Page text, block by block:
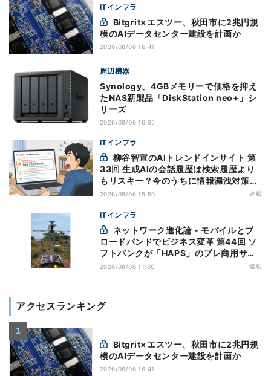
ITインフラ
模のAIデータセンター建設を計画か
2026/08/06 16:41
周辺機器
Synology、4GBメモリーで価格を抑え
たNAS新製品「DiskStation neo+」シ
リーズ
2026/08/06 16:35
ITインフラ
33回 生成AIの会話履歴は検索履歴より
もリスキー？今のうちに情報漏洩対策を
万全にしておこう
2026/08/06 15:50 連載
ITインフラ
ロードバンドでビジネス変革 第44回 ソ
フトバンクが「HAPS」のプレ商用サー
ビス開始を表明、本格的な商用展開のめ
2026/08/06 11:00 連載
アクセスランキング
模のAIデータセンター建設を計画か
2026/08/06 16:41